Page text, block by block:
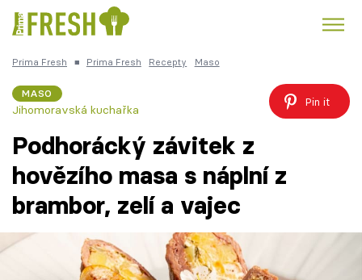
Česká kuchyně Čokoláda
Témata
Recepty
Prima Fresh ■ Prima Fresh Recepty Maso
MASO
Jihomoravská kuchařka
Pin it
Podhorácký závitek z
hovězího masa s náplní z
brambor, zelí a vajec